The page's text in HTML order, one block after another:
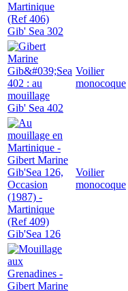
Gib' Sea 302
Gib' Sea 402
Voilier
monocoque
Gib'Sea 126
Voilier
monocoque